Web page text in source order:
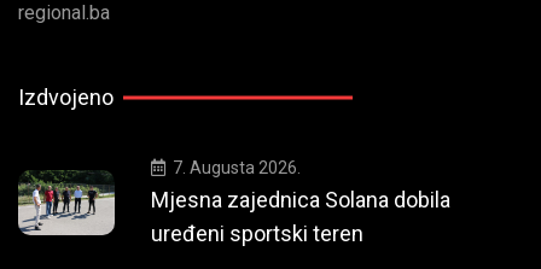
regional.ba
Izdvojeno
7. Augusta 2026.
Mjesna zajednica Solana dobila
uređeni sportski teren